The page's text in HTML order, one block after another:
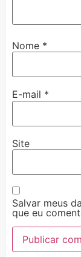
Nome *
E-mail *
Site
Salvar meus
que eu